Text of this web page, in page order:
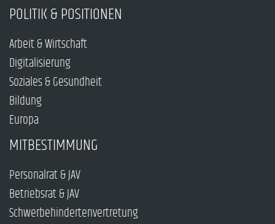
POLITIK & POSITIONEN
Arbeit & Wirtschaft
Digitalisierung
Soziales & Gesundheit
Bildung
Europa
MITBESTIMMUNG
Personalrat & JAV
Betriebsrat & JAV
Schwerbehindertenvertretung